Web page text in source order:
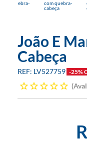
João E
Cabeça
LV527759 -25%